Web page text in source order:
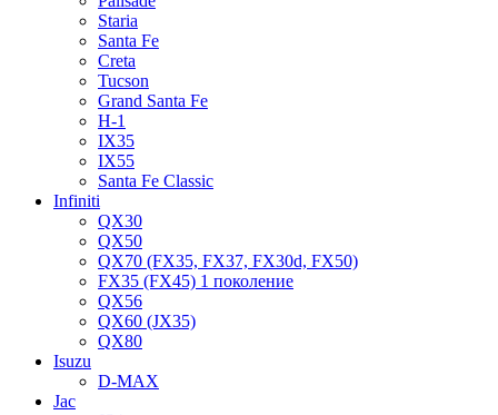
Staria
Santa Fe
Creta
Tucson
Grand Santa Fe
H-1
IX35
IX55
Santa Fe Classic
Infiniti
QX30
QX50
QX70 (FX35, FX37, FX30d, FX50)
FX35 (FX45) 1 поколение
QX56
QX60 (JX35)
QX80
Isuzu
D-MAX
Jac